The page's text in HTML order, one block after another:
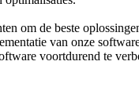
om de beste
van onze
voortdurend te